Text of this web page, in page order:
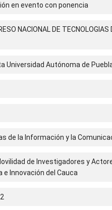
en evento con ponencia
NACIONAL DE
Universidad Autónoma de
de la Información y la
de Investigadores y
e Innovación del Cauca